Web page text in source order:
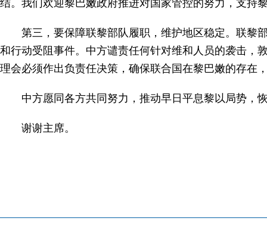
结。我们欢迎黎巴嫩政府推进对国家管控的努力，支持
第三，要保障联黎部队履职，维护地区稳定。联黎
和行动受阻事件。中方谴责任何针对维和人员的袭击，
理会必须作出负责任决策，确保联合国在黎巴嫩的存在
中方愿同各方共同努力，推动早日平息黎以局势，
谢谢主席。